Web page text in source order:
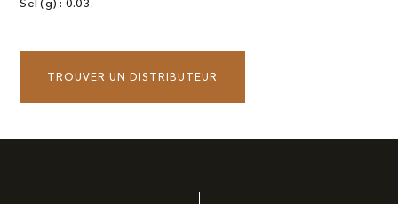
Sel (g) : 0.03.
TROUVER UN DISTRIBUTEUR